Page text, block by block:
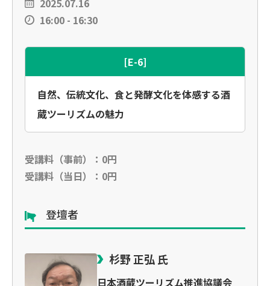
2025.07.16
16:00 - 16:30
[E-6]
自然、伝統文化、食と発酵文化を体感する酒
蔵ツーリズムの魅力
受講料（事前）：0円
受講料（当日）：0円
登壇者
杉野 正弘 氏
日本酒蔵ツーリズム推進協議会